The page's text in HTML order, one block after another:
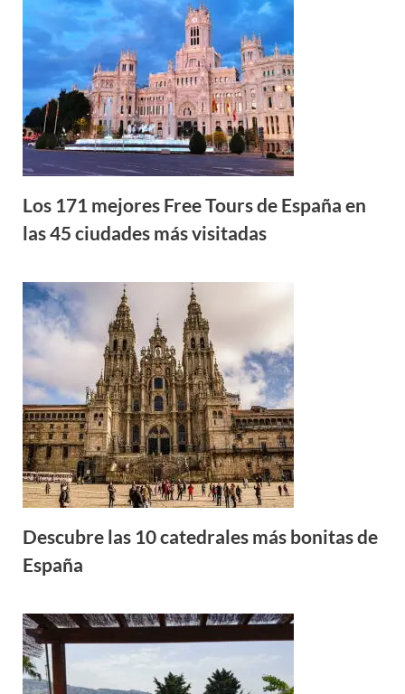
Los 171 mejores Free Tours de España en
las 45 ciudades más visitadas
Descubre las 10 catedrales más bonitas de
España